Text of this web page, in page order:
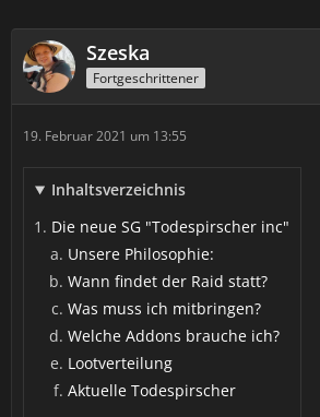
Szeska
Fortgeschrittener
19. Februar 2021 um 13:55
Inhaltsverzeichnis
Die neue SG "Todespirscher inc"
Unsere Philosophie:
Wann findet der Raid statt?
Was muss ich mitbringen?
Welche Addons brauche ich?
Lootverteilung
Aktuelle Todespirscher